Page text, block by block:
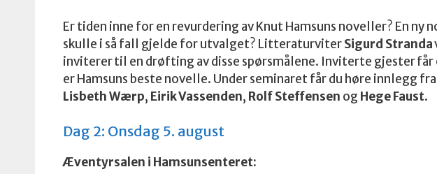
Er tiden inne for en revurdering av Knut Hamsuns noveller? En
skulle i så fall gjelde for utvalget? LitteraturviterSigurd Stranda
inviterer til en drøfting av disse spørsmålene. Inviterte gjester
er Hamsuns beste novelle. Under seminaret får du høre innlegg fra
Lisbeth Wærp, Eirik Vassenden, Rolf Steffensen og Hege Faust.
Dag 2: Onsdag 5. august
Æventyrsalen i Hamsunsenteret: